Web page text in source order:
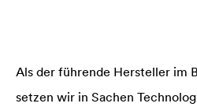
Als der führende Hersteller im
setzen wir in Sachen